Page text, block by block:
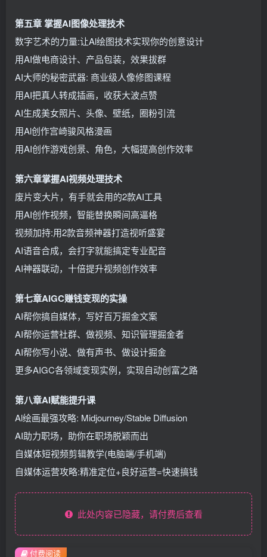
第五章 掌握AI图像处理技术
数字艺术的力量:让Al绘图技术实现你的创意设计
用AI做电商设计、产品包装，效果拔群
AI大师的秘密武器: 商业级人像修图课程
用AI把真人转成插画，收获大波点赞
AI生成美女照片、头像、壁纸，圈粉引流
用Al创作宫崎骏风格漫画
用AI创作游戏创景、角色，大幅提高创作效率
第六章掌握AI视频处理技术
废片变大片，有手就会用的2款AI工具
用AI创作视频，智能替换瞬间高逼格
视频加持:用2款音频神器打造视听盛宴
AI语音合成，会打字就能搞定专业配音
AI神器联动，十倍提升视频创作效率
第七章AIGC赚钱变现的实操
AI帮你搞自媒体，写好百万掘金文案
AI帮你运营社群、做视频、知识管理掘金者
AI帮你写小说、做有声书、做设计掘金
更多AIGC各领域变现实例，实现自动创富之路
第八章AI赋能提升课
Al绘画最强攻略: Midjourney/Stable Diffusion
AI助力职场，助你在职场脱颖而出
自媒体短视频剪辑教学(电脑端/手机端)
自媒体运营攻略:精准定位+良好运营=快速搞钱
此处内容已隐藏，请付费后查看
付费阅读